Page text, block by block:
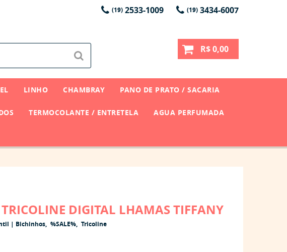
(19)2533-1009 (19)3434-6007
R$ 0,00
LINHO CHAMBRAY PANO DE PRATO / SACARIA
TERMOCOLANTE / ENTRETELA AGUA PERFUMADA
DIGITAL LHAMAS TIFFANY
| Bichinhos %SALE%
Tricoline